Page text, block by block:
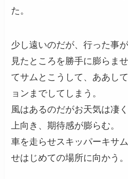
た。
少し遠いのだが、行った事
見たところを勝手に膨らま
てサムとこうして、ああし
ョンまでしてしまう。
風はあるのだがお天気は凄
上向き、期待感が膨らむ。
車を走らせスキッパーキサ
せはじめての場所に向かう。